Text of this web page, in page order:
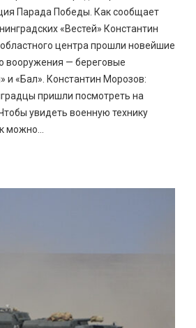
Парада Победы. Как сообщает
«Вестей» Константин
центра прошли новейшие
вооружения — береговые
и «Бал». Константин Морозов:
пришли посмотреть на
увидеть военную технику
можно...